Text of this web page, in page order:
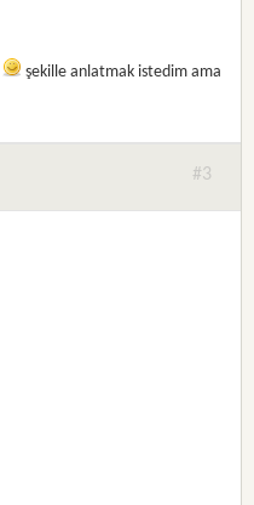
şekille anlatmak istedim ama
#3